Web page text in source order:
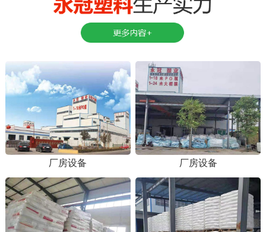
厂房设备 厂房设备